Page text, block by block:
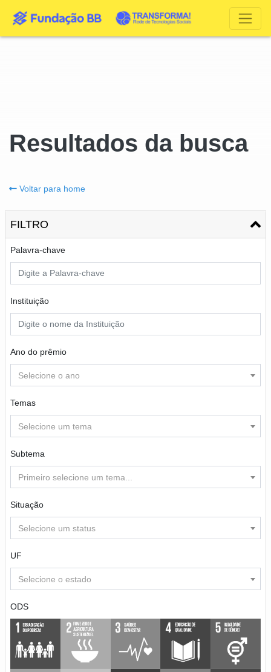
Resultados da busca
Voltar para home
FILTRO
Palavra-chave
Instituição
Ano do prêmio
Selecione o ano
Temas
Selecione um tema
Subtema
Primeiro selecione um tema...
Situação
Selecione um status
UF
Selecione o estado
ODS